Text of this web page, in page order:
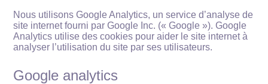
Nous utilisons Google Analytics, un service d’analyse de
site internet fourni par Google Inc. (« Google »). Google
Analytics utilise des cookies pour aider le site internet à
analyser l’utilisation du site par ses utilisateurs.
Google analytics